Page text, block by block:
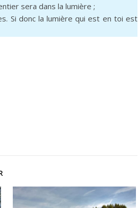
sera dans la lumière ;
Si donc la lumière qui est en toi est